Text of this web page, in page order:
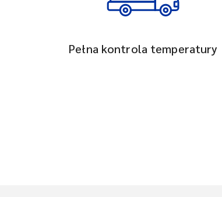
Pełna kontrola temperatury